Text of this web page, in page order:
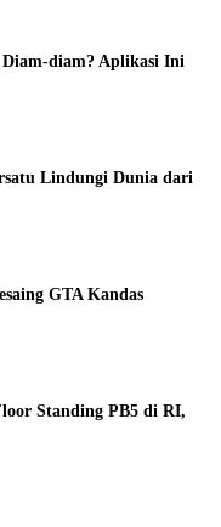
diam? Aplikasi Ini
Lindungi Dunia dari
GTA Kandas
Standing PB5 di RI,